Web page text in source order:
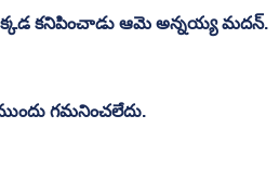
కనిపించాడు ఆమె అన్నయ్య మదన్.
గమనించలేదు.